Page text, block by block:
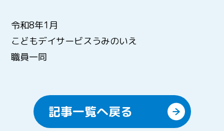
令和8年1月
こどもデイサービスうみのいえ
職員一同
記事一覧へ戻る